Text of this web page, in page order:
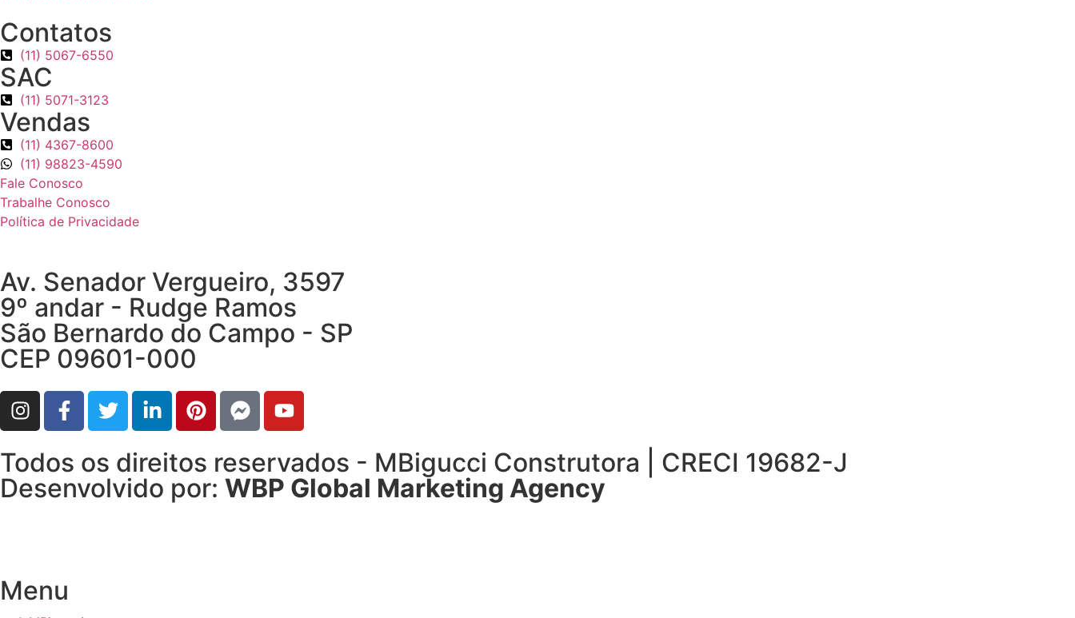
Contatos
(11) 5067-6550
SAC
(11) 5071-3123
Vendas
(11) 4367-8600
(11) 98823-4590
Fale Conosco
Trabalhe Conosco
Política de Privacidade
Av. Senador Vergueiro, 3597
9º andar - Rudge Ramos
São Bernardo do Campo - SP
CEP 09601-000
Todos os direitos reservados - MBigucci Construtora | CRECI 19682-J
Desenvolvido por: WBP Global Marketing Agency
Menu